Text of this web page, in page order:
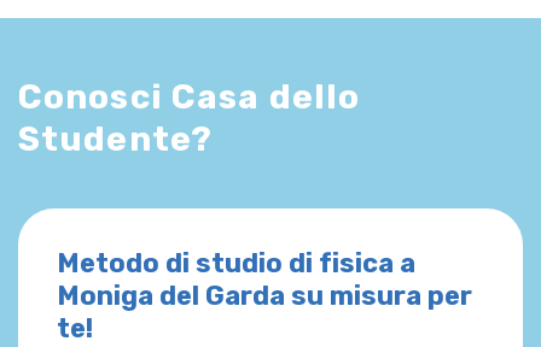
Conosci Casa dello
Studente?
Metodo di studio di fisica a
Moniga del Garda su misura per
te!